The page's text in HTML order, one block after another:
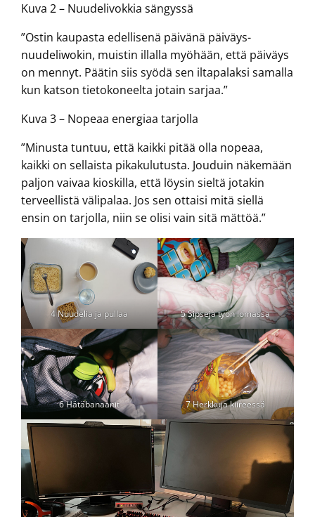
Kuva 2 – Nuudelivokkia sängyssä
”Ostin kaupasta edellisenä päivänä päiväys-
nuudeliwokin, muistin illalla myöhään, että päiväys
on mennyt. Päätin siis syödä sen iltapalaksi samalla
kun katson tietokoneelta jotain sarjaa.”
Kuva 3 – Nopeaa energiaa tarjolla
”Minusta tuntuu, että kaikki pitää olla nopeaa,
kaikki on sellaista pikakulutusta. Jouduin näkemään
paljon vaivaa kioskilla, että löysin sieltä jotakin
terveellistä välipalaa. Jos sen ottaisi mitä siellä
ensin on tarjolla, niin se olisi vain sitä mättöä.”
4 Nuudelia ja pullaa 5 Sipsejä työn lomassa
6 Hätäbanaanit 7 Herkkuja kiireessä